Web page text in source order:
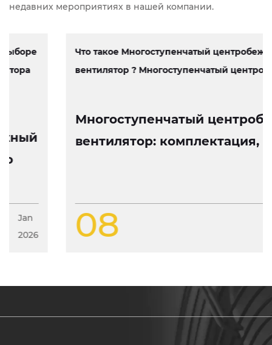
недавних мероприятиях в нашей компании.
Многоступенчатый центробежный
вентилятор: комплектация, работа
Что такое Многоступенчатый центробежный
вентилятор ? Многоступенчатый центробеж...
08